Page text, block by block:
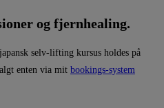
og fjernhealing.
selv-lifting kursus holdes på
enten via mit bookings-system